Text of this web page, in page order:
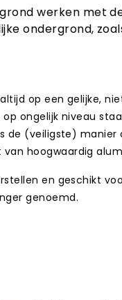
werken met
ondergrond,
op een gelijke,
ongelijk niveau
de (veiligste)
hoogwaardig
en geschikt
genoemd.